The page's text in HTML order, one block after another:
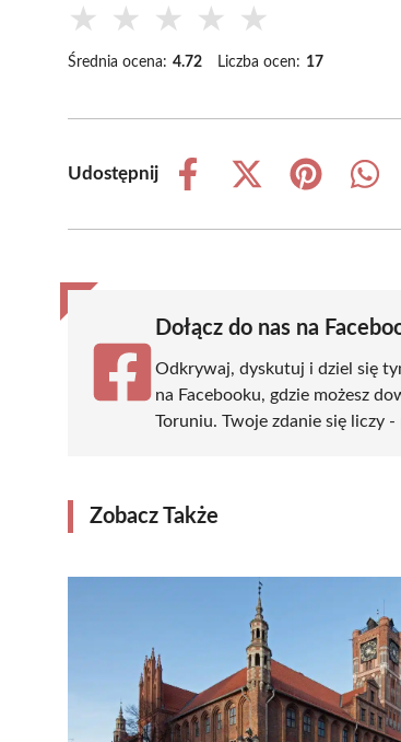
★ ★ ★ ★ ★
Średnia ocena: 4.72 Liczba ocen: 17
Udostępnij
Share
Share
(Twitter)
Share
Share
Dołącz do nas na
Odkrywaj, dyskutuj i dziel się
na Facebooku, gdzie możesz
Toruniu. Twoje zdanie się liczy
Zobacz Także